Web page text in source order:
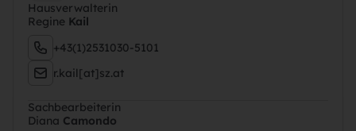
Hausverwalterin
Regine Kail
+43(1)2531030-5101
r.kail[at]sz.at
Sachbearbeiterin
Diana Camondo